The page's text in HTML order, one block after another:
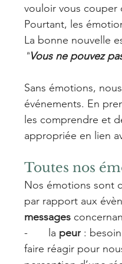
vouloir vous couper
Pourtant, les
La bonne nouvelle
"Vous ne pouvez
Sans émotions,
événements. En
les comprendre et
appropriée en lien
Toutes nos
Nos émotions sont
par rapport aux
messages
-
la peur :
faire réagir pour